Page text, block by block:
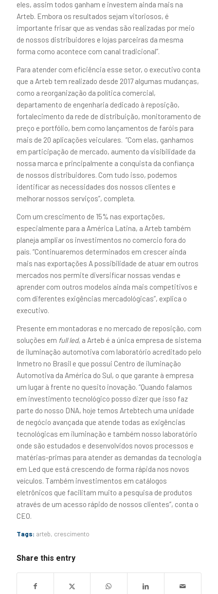
eles, assim todos ganham e investem ainda mais na
Arteb. Embora os resultados sejam vitoriosos, é
importante frisar que as vendas são realizadas por meio
de nossos distribuidores e lojas parceiras da mesma
forma como acontece com canal tradicional”.
Para atender com eficiência esse setor, o executivo conta
que a Arteb tem realizado desde 2017 algumas mudanças,
como a reorganização da política comercial,
departamento de engenharia dedicado à reposição,
fortalecimento da rede de distribuição, monitoramento de
preço e portfólio, bem como lançamentos de faróis para
mais de 20 aplicações veiculares. “Com elas, ganhamos
em participação de mercado, aumento da visibilidade da
nossa marca e principalmente a conquista da confiança
de nossos distribuidores. Com tudo isso, podemos
identificar as necessidades dos nossos clientes e
melhorar nossos serviços”, completa.
Com um crescimento de 15% nas exportações,
especialmente para a América Latina, a Arteb também
planeja ampliar os investimentos no comercio fora do
país. “Continuaremos determinados em crescer ainda
mais nas exportações A possibilidade de atuar em outros
mercados nos permite diversificar nossas vendas e
aprender com outros modelos ainda mais competitivos e
com diferentes exigências mercadológicas”, explica o
executivo.
Presente em montadoras e no mercado de reposição, com
soluções em full led, a Arteb é a única empresa de sistema
de iluminação automotiva com laboratório acreditado pelo
Inmetro no Brasil e que possui Centro de iluminação
Automotiva da América do Sul, o que garante à empresa
um lugar à frente no quesito inovação. “Quando falamos
em investimento tecnológico posso dizer que isso faz
parte do nosso DNA, hoje temos Artebtech uma unidade
de negócio avançada que atende todas as exigências
tecnológicas em iluminação e também nosso laboratório
onde são estudados e desenvolvidos novos processos e
matérias-primas para atender as demandas da tecnologia
em Led que está crescendo de forma rápida nos novos
veículos. Também investimentos em catálogos
eletrônicos que facilitam muito a pesquisa de produtos
através de um acesso rápido de nossos clientes”, conta o
CEO.
Tags: arteb, crescimento
Share this entry